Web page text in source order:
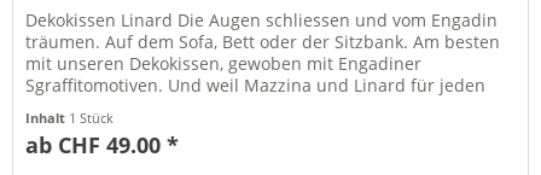
Dekokissen Linard Die Augen schliessen und vom Engadin
träumen. Auf dem Sofa, Bett oder der Sitzbank. Am besten
mit unseren Dekokissen, gewoben mit Engadiner
Sgraffitomotiven. Und weil Mazzina und Linard für jeden
Inhalt 1 Stück
ab CHF 49.00 *